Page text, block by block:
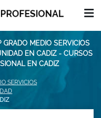
MEDIO SERVICIOS
EN CADIZ - CURSOS
EN CADIZ
SERVICIOS